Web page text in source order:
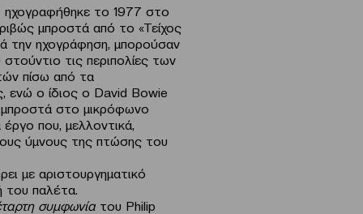
το 1977 στο
μπροστά από το «Τείχος
την ηχογράφηση, μπορούσαν
τις περιπολίες των
πίσω από τα
ενώ ο ίδιος ο David Bowie
στο μικρόφωνο
έργο που, μελλοντικά,
ύμνους της πτώσης του
με αριστουργηματικό
παλέτα.
συμφωνία του Philip